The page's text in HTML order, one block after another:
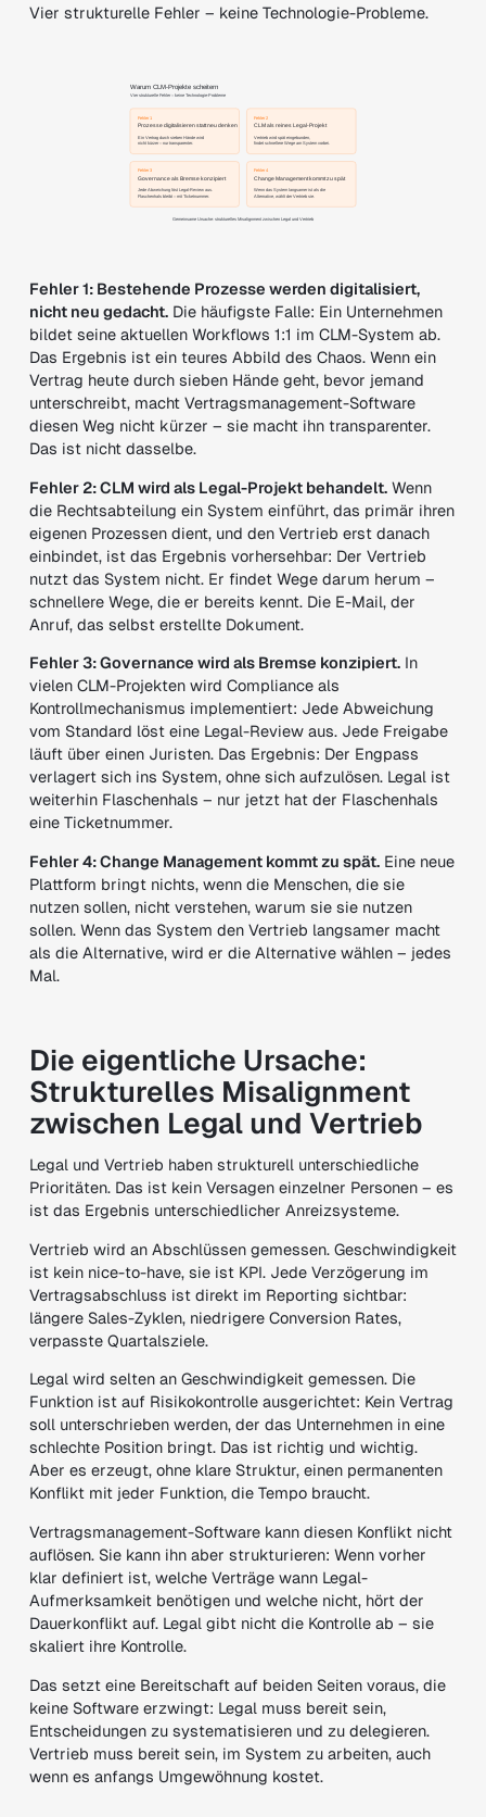
Vier strukturelle Fehler – keine Technologie-Probleme.
Fehler 1: Bestehende Prozesse werden digitalisiert,
nicht neu gedacht.Die häufigste Falle: Ein Unternehmen
bildet seine aktuellen Workflows 1:1 im CLM-System ab.
Das Ergebnis ist ein teures Abbild des Chaos. Wenn ein
Vertrag heute durch sieben Hände geht, bevor jemand
unterschreibt, macht Vertragsmanagement-Software
diesen Weg nicht kürzer – sie macht ihn transparenter.
Das ist nicht dasselbe.
Fehler 2: CLM wird als Legal-Projekt behandelt.Wenn
die Rechtsabteilung ein System einführt, das primär ihren
eigenen Prozessen dient, und den Vertrieb erst danach
einbindet, ist das Ergebnis vorhersehbar: Der Vertrieb
nutzt das System nicht. Er findet Wege darum herum –
schnellere Wege, die er bereits kennt. Die E-Mail, der
Anruf, das selbst erstellte Dokument.
Fehler 3: Governance wird als Bremse konzipiert.In
vielen CLM-Projekten wird Compliance als
Kontrollmechanismus implementiert: Jede Abweichung
vom Standard löst eine Legal-Review aus. Jede Freigabe
läuft über einen Juristen. Das Ergebnis: Der Engpass
verlagert sich ins System, ohne sich aufzulösen. Legal ist
weiterhin Flaschenhals – nur jetzt hat der Flaschenhals
eine Ticketnummer.
Fehler 4: Change Management kommt zu spät.Eine neue
Plattform bringt nichts, wenn die Menschen, die sie
nutzen sollen, nicht verstehen, warum sie sie nutzen
sollen. Wenn das System den Vertrieb langsamer macht
als die Alternative, wird er die Alternative wählen – jedes
Mal.
Die eigentliche Ursache:
Strukturelles Misalignment
zwischen Legal und Vertrieb
Legal und Vertrieb haben strukturell unterschiedliche
Prioritäten. Das ist kein Versagen einzelner Personen – es
ist das Ergebnis unterschiedlicher Anreizsysteme.
Vertrieb wird an Abschlüssen gemessen. Geschwindigkeit
ist kein nice-to-have, sie ist KPI. Jede Verzögerung im
Vertragsabschluss ist direkt im Reporting sichtbar:
längere Sales-Zyklen, niedrigere Conversion Rates,
verpasste Quartalsziele.
Legal wird selten an Geschwindigkeit gemessen. Die
Funktion ist auf Risikokontrolle ausgerichtet: Kein Vertrag
soll unterschrieben werden, der das Unternehmen in eine
schlechte Position bringt. Das ist richtig und wichtig.
Aber es erzeugt, ohne klare Struktur, einen permanenten
Konflikt mit jeder Funktion, die Tempo braucht.
Vertragsmanagement-Software kann diesen Konflikt nicht
auflösen. Sie kann ihn aber strukturieren: Wenn vorher
klar definiert ist, welche Verträge wann Legal-
Aufmerksamkeit benötigen und welche nicht, hört der
Dauerkonflikt auf. Legal gibt nicht die Kontrolle ab – sie
skaliert ihre Kontrolle.
Das setzt eine Bereitschaft auf beiden Seiten voraus, die
keine Software erzwingt: Legal muss bereit sein,
Entscheidungen zu systematisieren und zu delegieren.
Vertrieb muss bereit sein, im System zu arbeiten, auch
wenn es anfangs Umgewöhnung kostet.